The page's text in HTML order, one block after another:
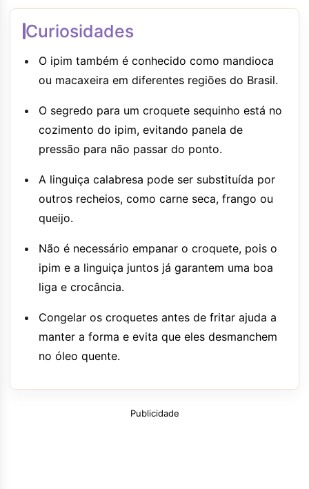
Curiosidades
O ipim também é conhecido como mandioca
ou macaxeira em diferentes regiões do Brasil.
O segredo para um croquete sequinho está no
cozimento do ipim, evitando panela de
pressão para não passar do ponto.
A linguiça calabresa pode ser substituída por
outros recheios, como carne seca, frango ou
queijo.
Não é necessário empanar o croquete, pois o
ipim e a linguiça juntos já garantem uma boa
liga e crocância.
Congelar os croquetes antes de fritar ajuda a
manter a forma e evita que eles desmanchem
no óleo quente.
Publicidade